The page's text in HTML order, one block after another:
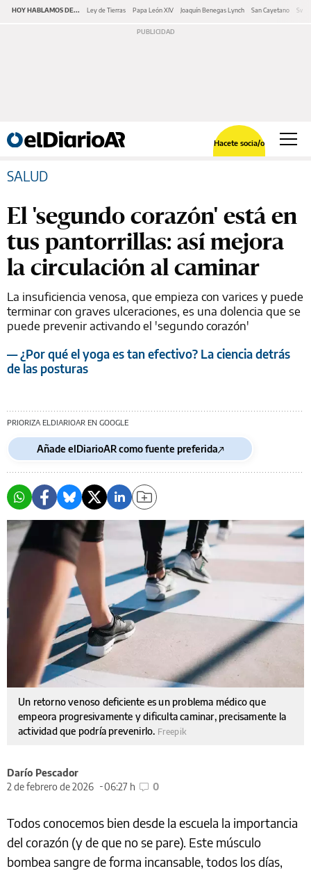
HOY HABLAMOS DE... Ley de Tierras Papa León XIV Joaquín Benegas Lynch San Cayetano
Hacete socia/o
SALUD
El 'segundo corazón' está en
tus pantorrillas: así mejora
la circulación al caminar
La insuficiencia venosa, que empieza con varices y puede
terminar con graves ulceraciones, es una dolencia que se
puede prevenir activando el 'segundo corazón'
— ¿Por qué el yoga es tan efectivo? La ciencia detrás
de las posturas
PRIORIZA ELDIARIOAR EN GOOGLE
Añade elDiarioAR como fuente preferida
Un retorno venoso deficiente es un problema médico que
empeora progresivamente y dificulta caminar, precisamente la
actividad que podría prevenirlo. Freepik
Darío Pescador
2 de febrero de 2026
06:27 h 0
Todos conocemos bien desde la escuela la importancia
del corazón (y de que no se pare). Este músculo
bombea sangre de forma incansable, todos los días,